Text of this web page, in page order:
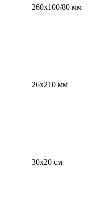
260х100/80 мм
26х210 мм
30х20 см